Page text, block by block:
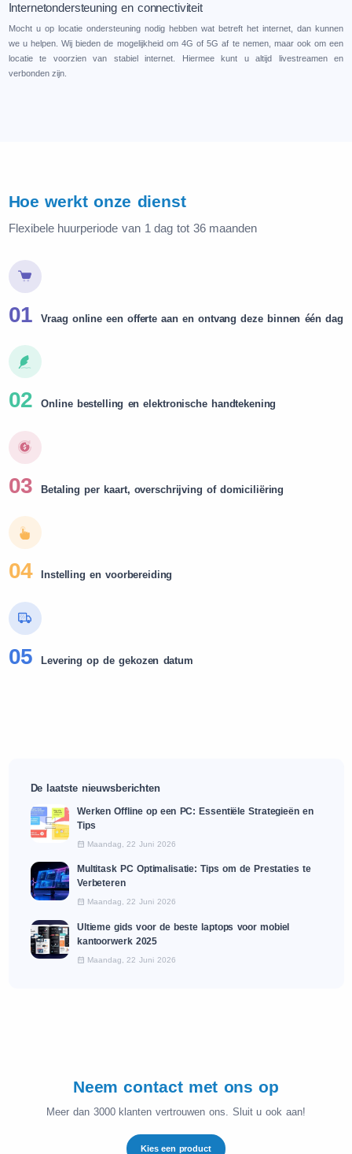
Internetondersteuning en connectiviteit
Mocht u op locatie ondersteuning nodig hebben wat betreft het internet, dan kunnen
we u helpen. Wij bieden de mogelijkheid om 4G of 5G af te nemen, maar ook om een
locatie te voorzien van stabiel internet. Hiermee kunt u altijd livestreamen en
verbonden zijn.
Hoe werkt onze dienst
Flexibele huurperiode van 1 dag tot 36 maanden
01 Vraag online een offerte aan en ontvang deze binnen één dag
02 Online bestelling en elektronische handtekening
03 Betaling per kaart, overschrijving of domiciliëring
04 Instelling en voorbereiding
05 Levering op de gekozen datum
De laatste nieuwsberichten
Werken Offline op een PC: Essentiële Strategieën en
Tips
Maandag, 22 Juni 2026
Multitask PC Optimalisatie: Tips om de Prestaties te
Verbeteren
Maandag, 22 Juni 2026
Ultieme gids voor de beste laptops voor mobiel
kantoorwerk 2025
Maandag, 22 Juni 2026
Neem contact met ons op
Meer dan 3000 klanten vertrouwen ons. Sluit u ook aan!
Kies een product